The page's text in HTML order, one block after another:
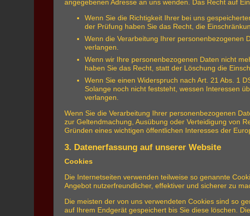
angegebenen Adresse an uns wenden. Das Recht auf
Wenn Sie die Richtigkeit Ihrer bei uns
der Prüfung haben Sie das Recht, die
Wenn die Verarbeitung Ihrer personenbezogenen
verlangen.
Wenn wir Ihre personenbezogenen Daten nicht
haben Sie das Recht, statt der Löschung die
Wenn Sie einen Widerspruch nach Art. 21 Abs. 1
Solange noch nicht feststeht, wessen Interessen
verlangen.
Wenn Sie die Verarbeitung Ihrer personenbezogenen
zur Geltendmachung, Ausübung oder Verteidigung von
Gründen eines wichtigen öffentlichen Interesses der
3. Datenerfassung auf unserer Website
Cookies
Die Internetseiten verwenden teilweise so genannte
Angebot nutzerfreundlicher, effektiver und sicherer zu
Die meisten der von uns verwendeten Cookies sind so
auf Ihrem Endgerät gespeichert bis Sie diese löschen.